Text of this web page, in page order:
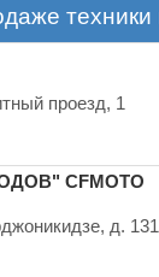
техники
проезд, 1
CFMOTO
д.